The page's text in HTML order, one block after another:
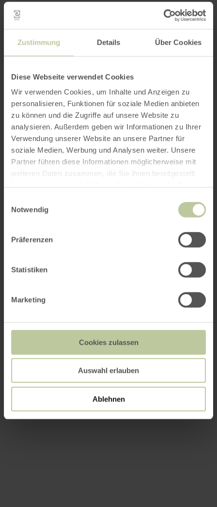
Zustimmung Details Über Cookies
Diese Webseite verwendet Cookies
Wir verwenden Cookies, um Inhalte und Anzeigen zu
personalisieren, Funktionen für soziale Medien anbieten
zu können und die Zugriffe auf unsere Website zu
analysieren. Außerdem geben wir Informationen zu Ihrer
Verwendung unserer Website an unsere Partner für
soziale Medien, Werbung und Analysen weiter. Unsere
Partner führen diese Informationen möglicherweise mit
weiteren Daten zusammen, die Sie ihnen bereitgestellt
Notwendig
Präferenzen
Statistiken
Marketing
Cookies zulassen
Auswahl erlauben
Ablehnen